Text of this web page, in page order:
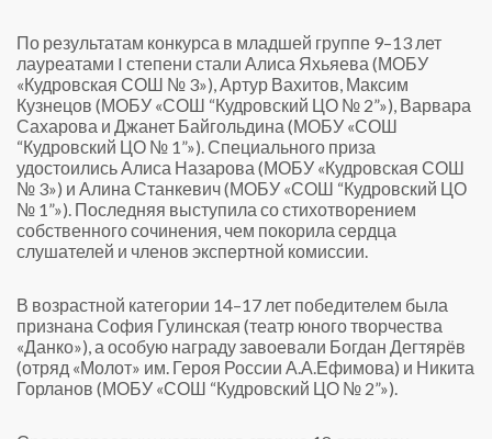
По результатам конкурса в младшей группе 9–13 лет
лауреатами I степени стали Алиса Яхьяева (МОБУ
«Кудровская СОШ № 3»), Артур Вахитов, Максим
Кузнецов (МОБУ «СОШ “Кудровский ЦО № 2”»), Варвара
Сахарова и Джанет Байгольдина (МОБУ «СОШ
“Кудровский ЦО № 1”»). Специального приза
удостоились Алиса Назарова (МОБУ «Кудровская СОШ
№ 3») и Алина Станкевич (МОБУ «СОШ “Кудровский ЦО
№ 1”»). Последняя выступила со стихотворением
собственного сочинения, чем покорила сердца
слушателей и членов экспертной комиссии.
В возрастной категории 14–17 лет победителем была
признана София Гулинская (театр юного творчества
«Данко»), а особую награду завоевали Богдан Дегтярёв
(отряд «Молот» им. Героя России А.А.Ефимова) и Никита
Горланов (МОБУ «СОШ “Кудровский ЦО № 2”»).